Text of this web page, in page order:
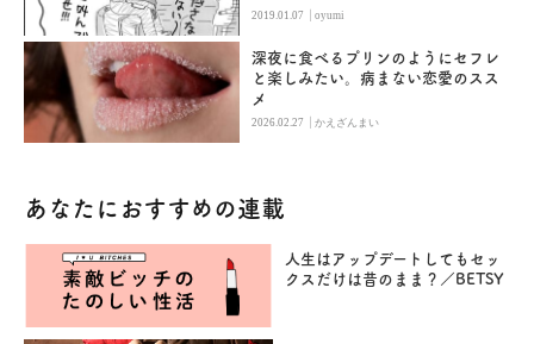
2019.01.07 |oyumi
深夜に食べるプリンのようにセフレ
と楽しみたい。病まない恋愛のスス
メ
2026.02.27 |かえざんまい
あなたにおすすめの連載
人生はアップデートしてもセッ
クスだけは昔のまま？／BETSY